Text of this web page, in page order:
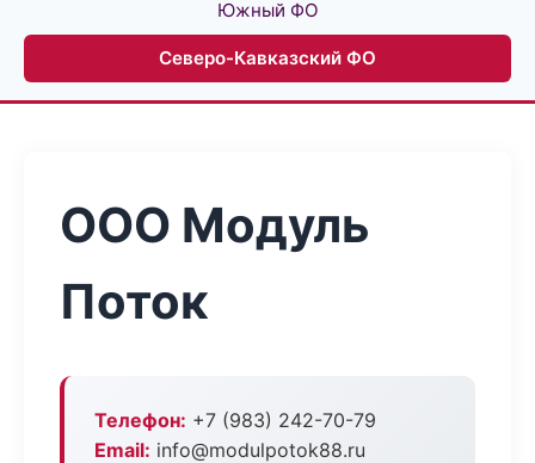
Южный ФО
Северо-Кавказский ФО
ООО Модуль
Поток
Телефон: +7 (983) 242-70-79
Email: info@modulpotok88.ru